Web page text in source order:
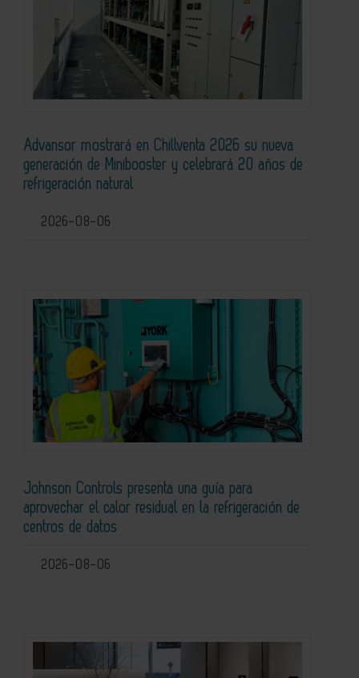
Advansor mostrará en Chillventa 2026 su nueva
generación de Minibooster y celebrará 20 años de
refrigeración natural
2026-08-06
Johnson Controls presenta una guía para
aprovechar el calor residual en la refrigeración de
centros de datos
2026-08-06